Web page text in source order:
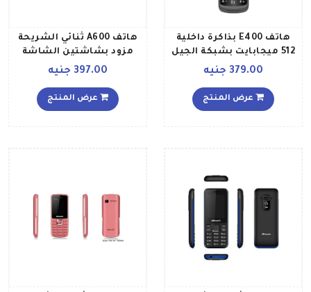
هاتف E400 بذاكرة داخلية
512 ميجابايت بشبكة الجيل
الثاني وبلون أبيض
379.00 جنيه
عرض المنتج
هاتف A600 ثنائي الشريحة
مزود بشاشتين الشاشة
جيجابايت، وذاكرة داخلية
بسعة 512 ميجابايت، باللون
397.00 جنيه
عرض المنتج